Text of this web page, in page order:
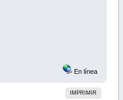
En línea
IMPRIMIR